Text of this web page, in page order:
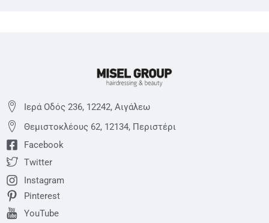
Ιερά Οδός 236, 12242, Αιγάλεω
Θεμιστoκλέους 62, 12134, Περιστέρι
Facebook
Twitter
Instagram
Pinterest
YouTube